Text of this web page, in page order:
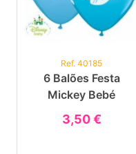
Ref. 40185
6 Balões Festa
Mickey Bebé
3,50 €